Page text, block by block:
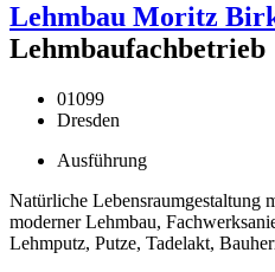
Lehmbau Moritz
Lehmbaufachbetrieb
01099
Dresden
Ausführung
Natürliche Lebensraumgestaltung
moderner Lehmbau,
Lehmputz, Putze, Tadelakt,